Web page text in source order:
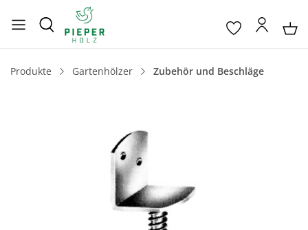
Produkte Gartenhölzer Zubehör und Beschläge
Bildergalerie überspringen